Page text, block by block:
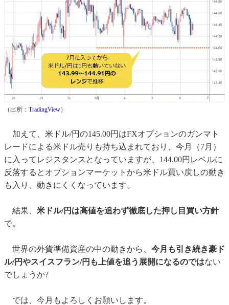
（出所： TradingView）
加えて、米ドル/円の145.00円はFXオプションのガンマト
レードによる米ドル売りも持ち込まれており、今月（7月）
に入ってレジスタンスとなっていますが、144.00円レベルに
反落するとオプションマーケットから米ドル買い戻しの動き
も入り、動きにくくなっています。
結果、 米ドル/円は高値を追わず徹底した押し目買い方針
で。
世界の外貨準備資産の中の動きから、 今月も引き続き豪ド
ル/円やスイスフラン/円も上値を追う展開になるのではない
でしょうか?
では、今月もよろしくお願いします。